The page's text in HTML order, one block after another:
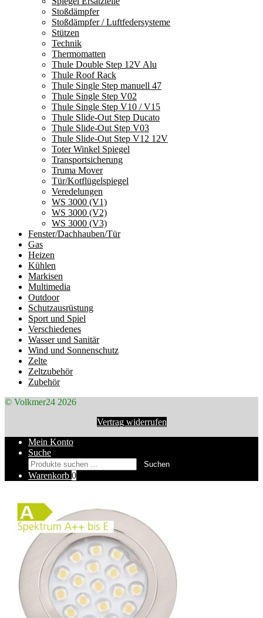
Stoßdämpfer
Stoßdämpfer / Luftfedersysteme
Stützen
Technik
Thermomatten
Thule Double Step 12V Alu
Thule Roof Rack
Thule Single Step manuell 47
Thule Single Step V02
Thule Single Step V10 / V15
Thule Slide-Out Step Ducato
Thule Slide-Out Step V03
Thule Slide-Out Step V12 12V
Toter Winkel Spiegel
Transportsicherung
Truma Mover
Tür/Kotflügelspiegel
Veredelungen
WS 3000 (V1)
WS 3000 (V2)
WS 3000 (V3)
Fenster/Dachhauben/Tür
Gas
Heizen
Kühlen
Markisen
Multimedia
Outdoor
Schutzausrüstung
Sport und Spiel
Verschiedenes
Wasser und Sanitär
Wind und Sonnenschutz
Zelte
Zeltzubehör
Zubehör
© Volkmer24 2026
Vertrag widerrufen
Mein Konto
Suche
Suchen
nach:
Suchen
Warenkorb 0